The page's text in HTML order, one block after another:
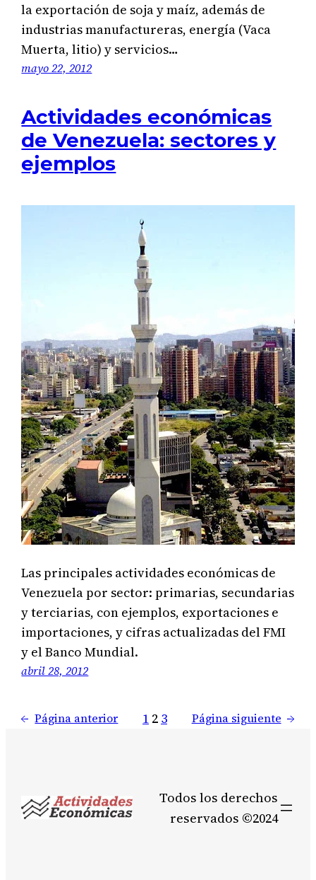
la exportación de soja y maíz, además de
industrias manufactureras, energía (Vaca
Muerta, litio) y servicios…
mayo 22, 2012
Actividades económicas
de Venezuela: sectores y
ejemplos
Las principales actividades económicas de
Venezuela por sector: primarias, secundarias
y terciarias, con ejemplos, exportaciones e
importaciones, y cifras actualizadas del FMI
y el Banco Mundial.
abril 28, 2012
← Página anterior 1 2 3 Página siguiente →
Todos los derechos
reservados ©2024